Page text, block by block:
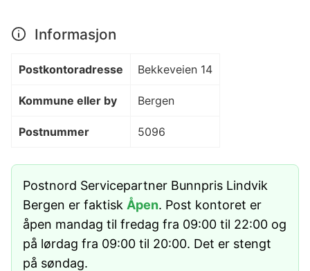
Informasjon
Postkontoradresse Bekkeveien 14
Kommune eller by Bergen
Postnummer 5096
Postnord Servicepartner Bunnpris Lindvik
Bergen er faktisk Åpen. Post kontoret er
åpen mandag til fredag fra 09:00 til 22:00 og
på lørdag fra 09:00 til 20:00. Det er stengt
på søndag.